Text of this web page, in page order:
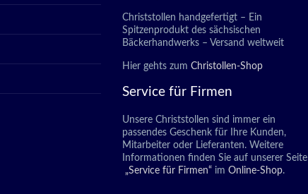
Christstollen handgefertigt – Ein
Spitzenprodukt des sächsischen
Bäckerhandwerks – Versand weltweit
Hier gehts zum Christollen-Shop
Service für Firmen
Unsere Christstollen sind immer ein
passendes Geschenk für Ihre Kunden,
Mitarbeiter oder Lieferanten. Weitere
Informationen finden Sie auf unserer Seite
„Service für Firmen“ im Online-Shop.